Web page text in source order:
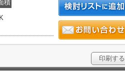
積
印刷する